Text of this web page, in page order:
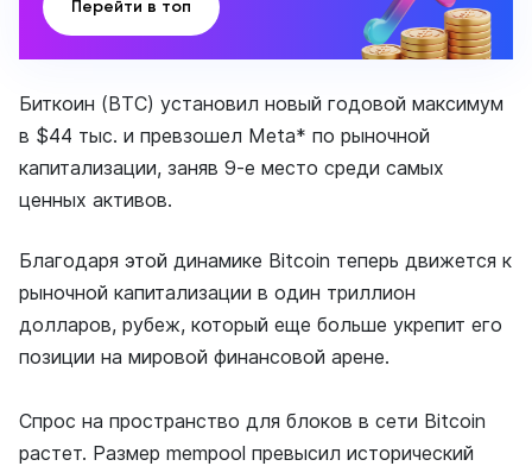
Перейти в топ
Биткоин (BTC) установил новый годовой максимум
в $44 тыс. и превзошел Meta* по рыночной
капитализации, заняв 9-е место среди самых
ценных активов.
Благодаря этой динамике Bitcoin теперь движется к
рыночной капитализации в один триллион
долларов, рубеж, который еще больше укрепит его
позиции на мировой финансовой арене.
Спрос на пространство для блоков в сети Bitcoin
растет. Размер mempool превысил исторический